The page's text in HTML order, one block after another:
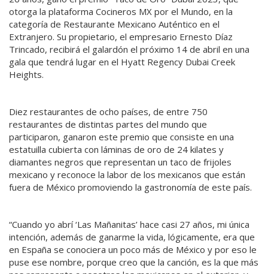
otorga la plataforma Cocineros MX por el Mundo, en la
categoría de Restaurante Mexicano Auténtico en el
Extranjero. Su propietario, el empresario Ernesto Díaz
Trincado, recibirá el galardón el próximo 14 de abril en una
gala que tendrá lugar en el Hyatt Regency Dubai Creek
Heights.
Diez restaurantes de ocho países, de entre 750
restaurantes de distintas partes del mundo que
participaron, ganaron este premio que consiste en una
estatuilla cubierta con láminas de oro de 24 kilates y
diamantes negros que representan un taco de frijoles
mexicano y reconoce la labor de los mexicanos que están
fuera de México promoviendo la gastronomía de este país.
“Cuando yo abrí ‘Las Mañanitas’ hace casi 27 años, mi única
intención, además de ganarme la vida, lógicamente, era que
en España se conociera un poco más de México y por eso le
puse ese nombre, porque creo que la canción, es la que más